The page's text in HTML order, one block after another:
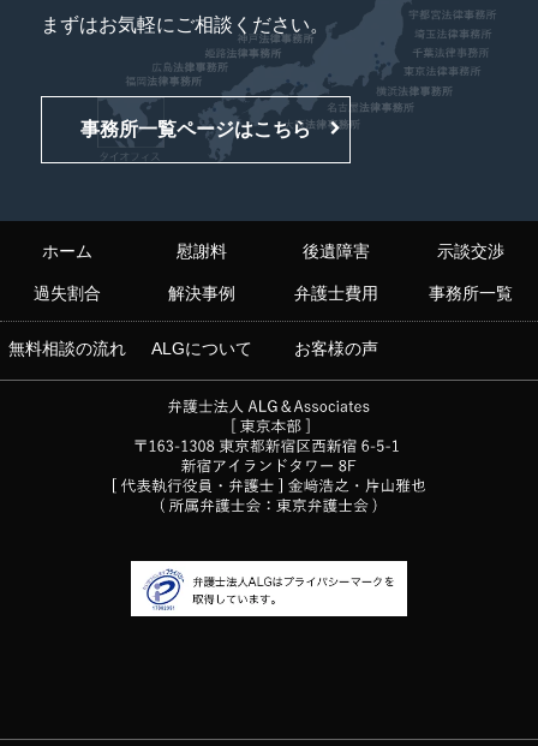
まずはお気軽にご相談ください。
事務所一覧ページはこちら
ホーム 慰謝料 後遺障害 示談交渉
過失割合 解決事例 弁護士費用 事務所一覧
無料相談の流れ ALGについて お客様の声